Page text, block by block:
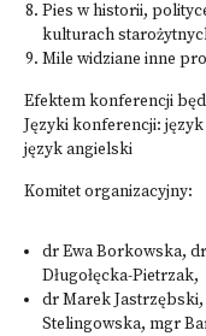
Pies w historii,
kulturach
Mile widziane inne
Efektem konferencji
Języki konferencji:
język angielski
Komitet organizacyjny:
dr Ewa Borkowska,
Długołęcka-Pietrzak,
dr Marek
Stelingowska, mgr